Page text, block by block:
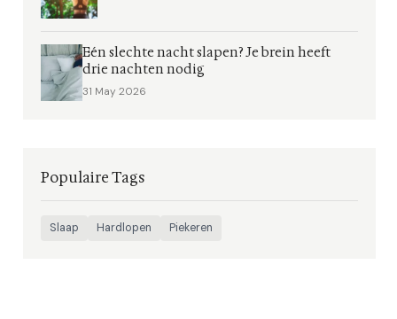
Eén slechte nacht slapen? Je brein heeft
drie nachten nodig
31 May 2026
Populaire Tags
Slaap Hardlopen Piekeren